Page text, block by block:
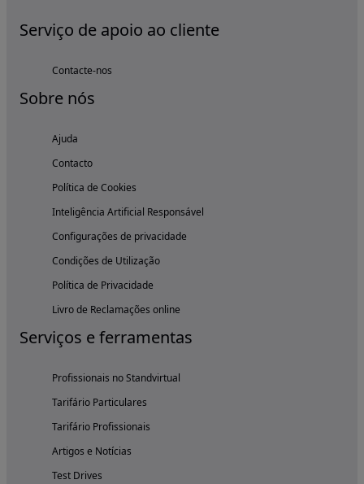
Serviço de apoio ao cliente
Contacte-nos
Sobre nós
Ajuda
Contacto
Política de Cookies
Inteligência Artificial Responsável
Configurações de privacidade
Condições de Utilização
Política de Privacidade
Livro de Reclamações online
Serviços e ferramentas
Profissionais no Standvirtual
Tarifário Particulares
Tarifário Profissionais
Artigos e Notícias
Test Drives